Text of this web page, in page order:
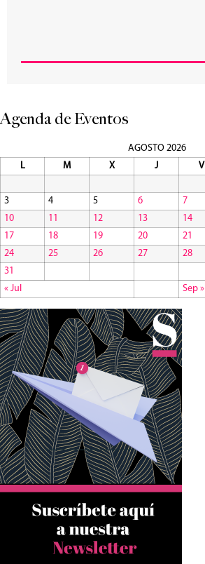
Agenda de Eventos
AGOSTO 2026
L
M X J V
3
4 5 6 7
10
11 12 13 14
17
18 19 20 21
24
25 26 27 28
31
« Jul
Sep »